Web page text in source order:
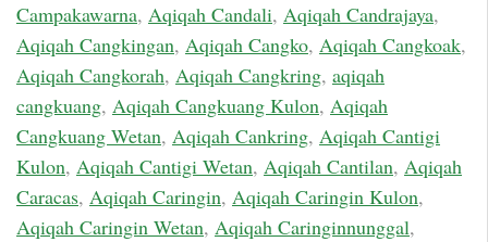
Campakawarna, Aqiqah Candali, Aqiqah Candrajaya,
Aqiqah Cangkingan, Aqiqah Cangko, Aqiqah Cangkoak,
Aqiqah Cangkorah, Aqiqah Cangkring, aqiqah
cangkuang, Aqiqah Cangkuang Kulon, Aqiqah
Cangkuang Wetan, Aqiqah Cankring, Aqiqah Cantigi
Kulon, Aqiqah Cantigi Wetan, Aqiqah Cantilan, Aqiqah
Caracas, Aqiqah Caringin, Aqiqah Caringin Kulon,
Aqiqah Caringin Wetan, Aqiqah Caringinnunggal,